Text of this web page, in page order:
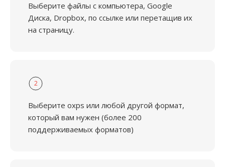
Выберите файлы с компьютера, Google
Диска, Dropbox, по ссылке или перетащив их
на страницу.
2
Выберите oxps или любой другой формат,
который вам нужен (более 200
поддерживаемых форматов)